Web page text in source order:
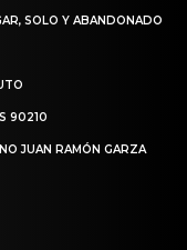
SOLO Y ABANDONADO
90210
JUAN RAMÓN GARZA